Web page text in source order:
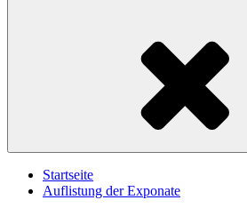
Startseite
Auflistung der Exponate